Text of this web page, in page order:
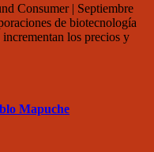
Consumer | Septiembre
de biotecnología
los precios y
Mapuche